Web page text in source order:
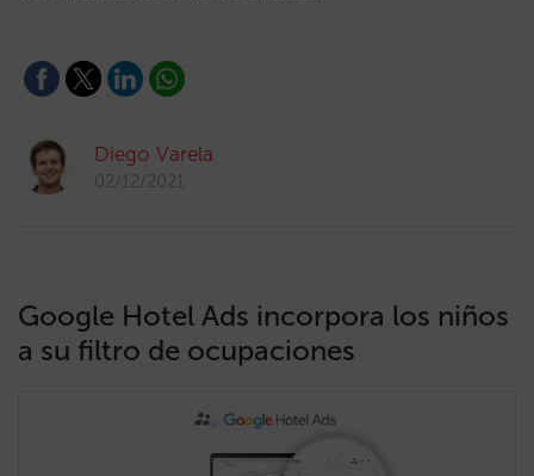
Diego Varela
02/12/2021
Google Hotel Ads incorpora los niños
a su filtro de ocupaciones